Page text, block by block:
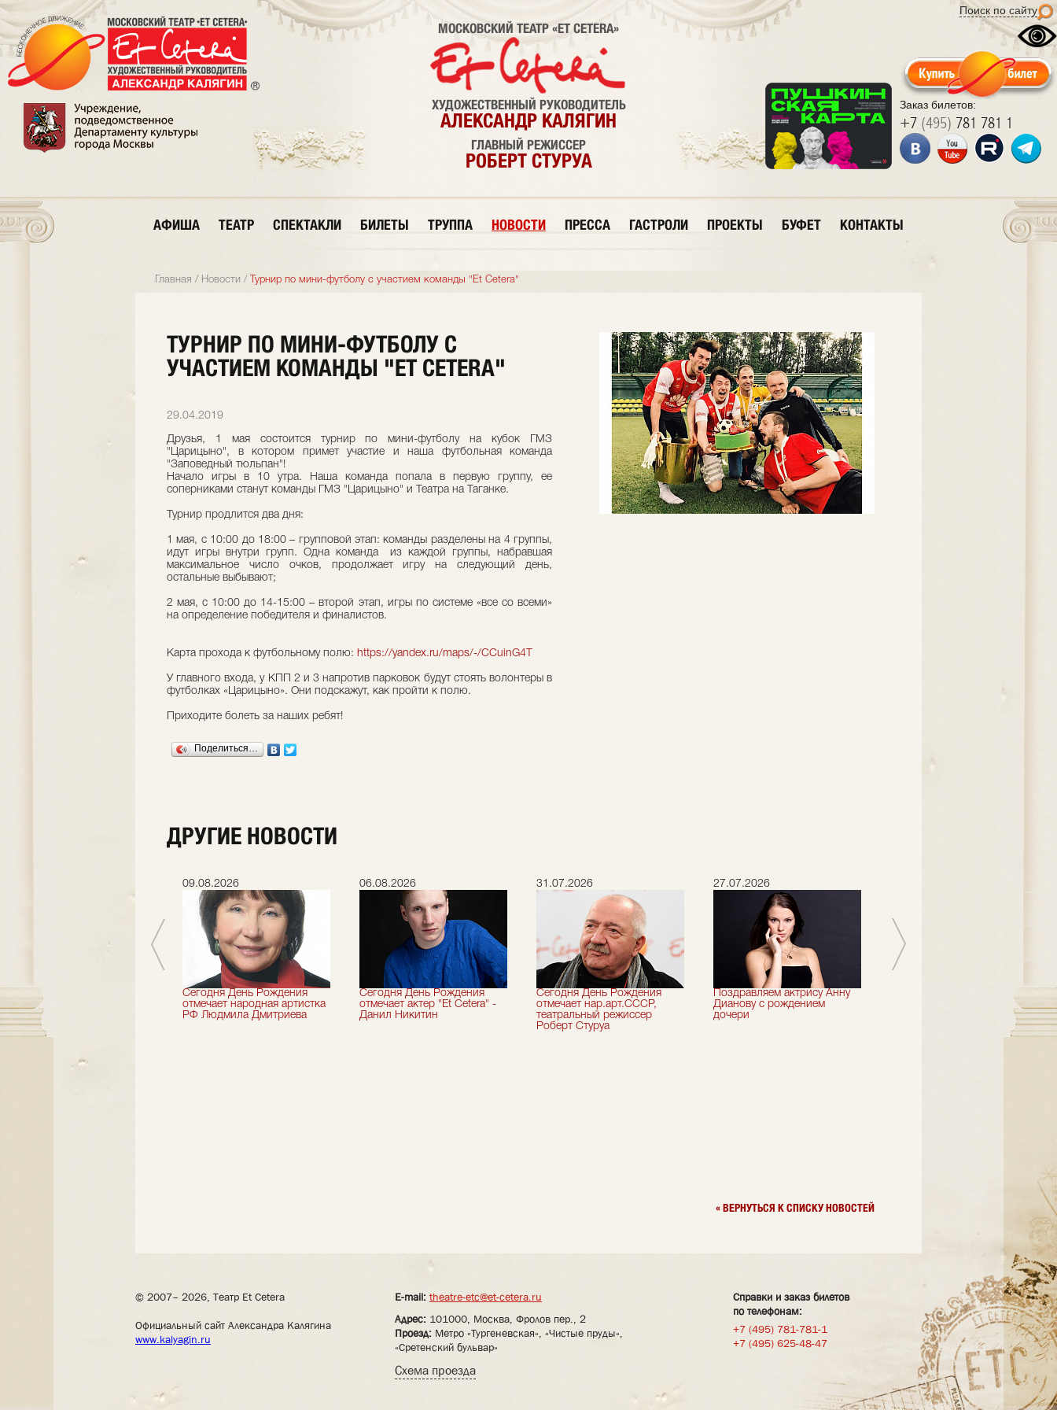
Поиск по сайту
Заказ билетов:
+7 (495) 781 781 1
МОСКОВСКИЙ ТЕАТР «ET CETERA»
ХУДОЖЕСТВЕННЫЙ РУКОВОДИТЕЛЬ
АЛЕКСАНДР КАЛЯГИН
ГЛАВНЫЙ РЕЖИССЕР
РОБЕРТ СТУРУА
АФИША ТЕАТР СПЕКТАКЛИ БИЛЕТЫ ТРУППА НОВОСТИ ПРЕССА ГАСТРОЛИ ПРОЕКТЫ БУФЕТ КОНТАКТЫ
Главная / Новости / Турнир по мини-футболу с участием команды "Et Cetera"
ТУРНИР ПО МИНИ-ФУТБОЛУ С
УЧАСТИЕМ КОМАНДЫ "ET CETERA"
29.04.2019
Друзья, 1 мая состоится турнир по мини-футболу на кубок ГМЗ
"Царицыно", в котором примет участие и наша футбольная команда
"Заповедный тюльпан"!
Начало игры в 10 утра. Наша команда попала в первую группу, ее
соперниками станут команды ГМЗ "Царицыно" и Театра на Таганке.
Турнир продлится два дня:
1 мая, с 10:00 до 18:00 – групповой этап: команды разделены на 4 группы,
идут игры внутри групп. Одна команда из каждой группы, набравшая
максимальное число очков, продолжает игру на следующий день,
остальные выбывают;
2 мая, с 10:00 до 14-15:00 – второй этап, игры по системе «все со всеми»
на определение победителя и финалистов.
Карта прохода к футбольному полю: https://yandex.ru/maps/-/CCuinG4T
У главного входа, у КПП 2 и 3 напротив парковок будут стоять волонтеры в
футболках «Царицыно». Они подскажут, как пройти к полю.
Приходите болеть за наших ребят!
Поделиться…
ДРУГИЕ НОВОСТИ
засл.деятель искусств
России Николай Максимов
09.08.2026
Сегодня День Рождения
отмечает народная артистка
РФ Людмила Дмитриева
06.08.2026
Сегодня День Рождения
отмечает актер "Et Cetera" -
Данил Никитин
31.07.2026
Сегодня День Рождения
отмечает нар.арт.СССР,
театральный режиссер
Роберт Стуруа
27.07.2026
Поздравляем актрису Анну
Дианову с рождением
дочери
Cetera" Петру Смидовичу
« ВЕРНУТЬСЯ К СПИСКУ НОВОСТЕЙ
© 2007– 2026, Театр Et Cetera
Официальный сайт Александра Калягина
www.kalyagin.ru
E-mail: theatre-etc@et-cetera.ru
Адрес: 101000, Москва, Фролов пер., 2
Проезд: Метро «Тургеневская», «Чистые пруды»,
«Сретенский бульвар»
Схема проезда
Справки и заказ билетов
по телефонам:
+7 (495) 781-781-1
+7 (495) 625-48-47